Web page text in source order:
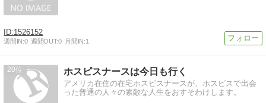
1526152
週間IN:0 週間OUT:0 月間IN:1
20 ホスピスナースは今日も行く
アメリカ在住の在宅ホスピスナースが、ホスピスで出会
った普通の人々の素敵な人生をおすそわけします。